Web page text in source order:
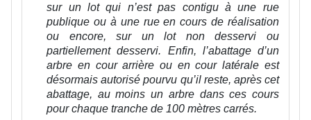
sur un lot qui n’est pas contigu à une rue
publique ou à une rue en cours de réalisation
ou encore, sur un lot non desservi ou
partiellement desservi. Enfin, l’abattage d’un
arbre en cour arrière ou en cour latérale est
désormais autorisé pourvu qu’il reste, après cet
abattage, au moins un arbre dans ces cours
pour chaque tranche de 100 mètres carrés.